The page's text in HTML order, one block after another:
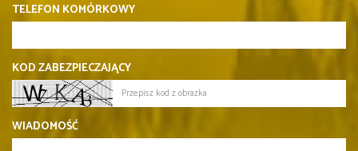
TELEFON KOMÓRKOWY
KOD ZABEZPIECZAJĄCY
WIADOMOŚĆ